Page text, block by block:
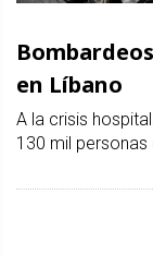
en Líbano
A la crisis
130 mil